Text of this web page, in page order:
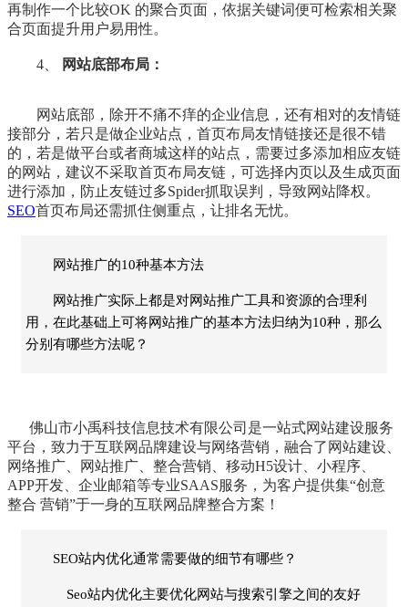
再制作一个比较OK 的聚合页面，依据关键词便可检索相关聚
合页面提升用户易用性。
4、 网站底部布局：
网站底部，除开不痛不痒的企业信息，还有相对的友情链
接部分，若只是做企业站点，首页布局友情链接还是很不错
的，若是做平台或者商城这样的站点，需要过多添加相应友链
的网站，建议不采取首页布局友链，可选择内页以及生成页面
进行添加，防止友链过多Spider抓取误判，导致网站降权。
SEO首页布局还需抓住侧重点，让排名无忧。
网站推广的10种基本方法
网站推广实际上都是对网站推广工具和资源的合理利
用，在此基础上可将网站推广的基本方法归纳为10种，那么
分别有哪些方法呢？
佛山市小禹科技信息技术有限公司 是一站式网站建设服务
平台，致力于互联网品牌建设与网络营销，融合了 网站建设
网络推广
网站推广 整合营销 移动H5设计 小程序
APP开发
企业邮箱等专业SAAS服务，为客户提供集“创意
整合 营销”于一身的互联网品牌整合方案！
SEO站内优化通常需要做的细节有哪些？
Seo站内优化主要优化网站与搜索引擎之间的友好